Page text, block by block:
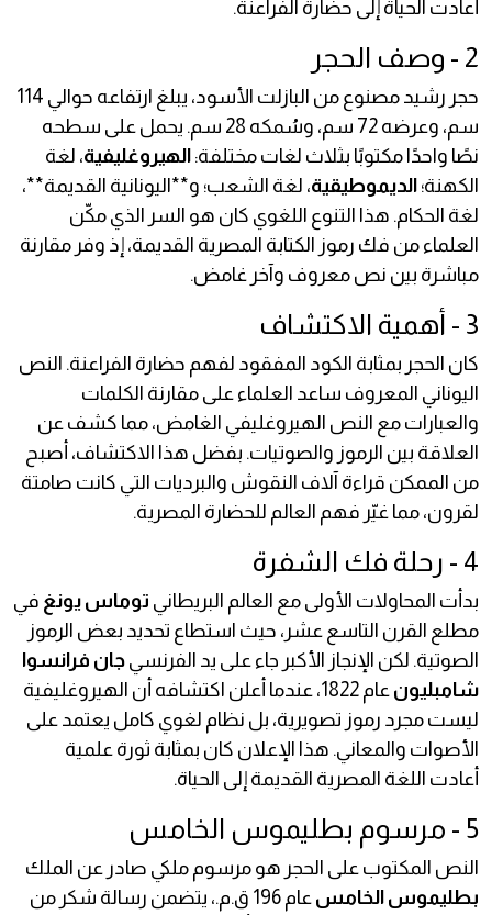
أعادت الحياة إلى حضارة الفراعنة.
2 - وصف الحجر
حجر رشيد مصنوع من البازلت الأسود، يبلغ ارتفاعه حوالي 114
سم، وعرضه 72 سم، وسُمكه 28 سم. يحمل على سطحه
نصًا واحدًا مكتوبًا بثلاث لغات مختلفة: الهيروغليفية، لغة
الكهنة؛ الديموطيقية، لغة الشعب؛ و**اليونانية القديمة**،
لغة الحكام. هذا التنوع اللغوي كان هو السر الذي مكّن
العلماء من فك رموز الكتابة المصرية القديمة، إذ وفر مقارنة
مباشرة بين نص معروف وآخر غامض.
3 - أهمية الاكتشاف
كان الحجر بمثابة الكود المفقود لفهم حضارة الفراعنة. النص
اليوناني المعروف ساعد العلماء على مقارنة الكلمات
والعبارات مع النص الهيروغليفي الغامض، مما كشف عن
العلاقة بين الرموز والصوتيات. بفضل هذا الاكتشاف، أصبح
من الممكن قراءة آلاف النقوش والبرديات التي كانت صامتة
لقرون، مما غيّر فهم العالم للحضارة المصرية.
4 - رحلة فك الشفرة
بدأت المحاولات الأولى مع العالم البريطاني توماس يونغ في
مطلع القرن التاسع عشر، حيث استطاع تحديد بعض الرموز
الصوتية. لكن الإنجاز الأكبر جاء على يد الفرنسي جان فرانسوا
شامبليون
عام 1822، عندما أعلن اكتشافه أن الهيروغليفية
ليست مجرد رموز تصويرية، بل نظام لغوي كامل يعتمد على
الأصوات والمعاني. هذا الإعلان كان بمثابة ثورة علمية
أعادت اللغة المصرية القديمة إلى الحياة.
5 - مرسوم بطليموس الخامس
النص المكتوب على الحجر هو مرسوم ملكي صادر عن الملك
بطليموس الخامس
عام 196 ق.م.، يتضمن رسالة شكر من